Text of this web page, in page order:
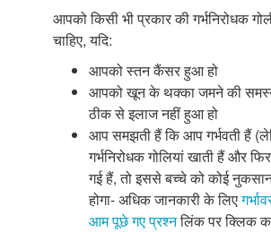
आपको किसी भी प्रकार की गर्भनिरोधक
चाहिए, यदि:
आपको स्तन कैंसर हुआ हो
आपको खून के थक्का जमने की
ठीक से इलाज नहीं हुआ हो
आप समझती हैं कि आप गर्भवती हैं
गर्भनिरोधक गोलियां खाती हैं और फिर
गई हैं, तो इससे बच्चे को कोई
होगा- अधिक जानकारी के लिए
आम पूछे गए प्रश्नलिंक पर क्लिक